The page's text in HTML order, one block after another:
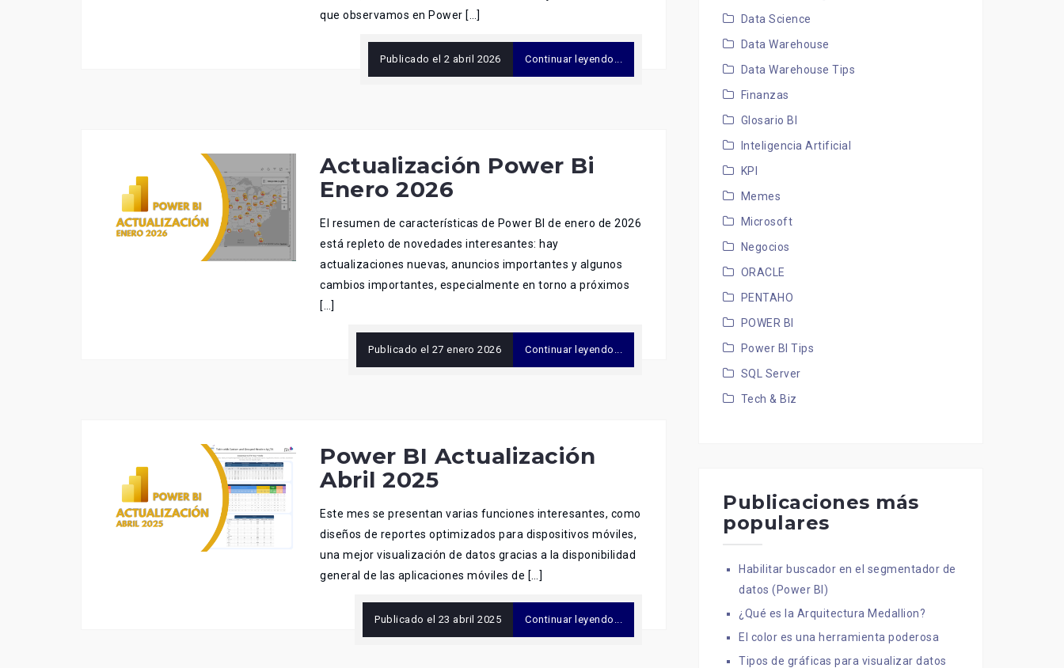
que observamos en Power […]
Publicado el 2 abril 2026 Continuar leyendo...
Actualización Power Bi
Enero 2026
El resumen de características de Power BI de enero de 2026
está repleto de novedades interesantes: hay
actualizaciones nuevas, anuncios importantes y algunos
cambios importantes, especialmente en torno a próximos
[…]
Publicado el 27 enero 2026 Continuar leyendo...
Power BI Actualización
Abril 2025
Este mes se presentan varias funciones interesantes, como
diseños de reportes optimizados para dispositivos móviles,
una mejor visualización de datos gracias a la disponibilidad
general de las aplicaciones móviles de […]
Publicado el 23 abril 2025 Continuar leyendo...
Data Science
Data Warehouse
Data Warehouse Tips
Finanzas
Glosario BI
Inteligencia Artificial
KPI
Memes
Microsoft
Negocios
ORACLE
PENTAHO
POWER BI
Power BI Tips
SQL Server
Tech & Biz
Publicaciones más
populares
Habilitar buscador en el segmentador de
datos (Power BI)
¿Qué es la Arquitectura Medallion?
El color es una herramienta poderosa
Tipos de gráficas para visualizar datos